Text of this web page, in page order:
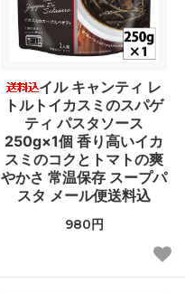
イル キャンティ レ
トルトイカスミのスパゲ
ティ パスタソース
250g×1個 香り高いイカ
スミのコクとトマトの爽
やかさ 常温保存 スープパ
スタ メール便送料込
980円